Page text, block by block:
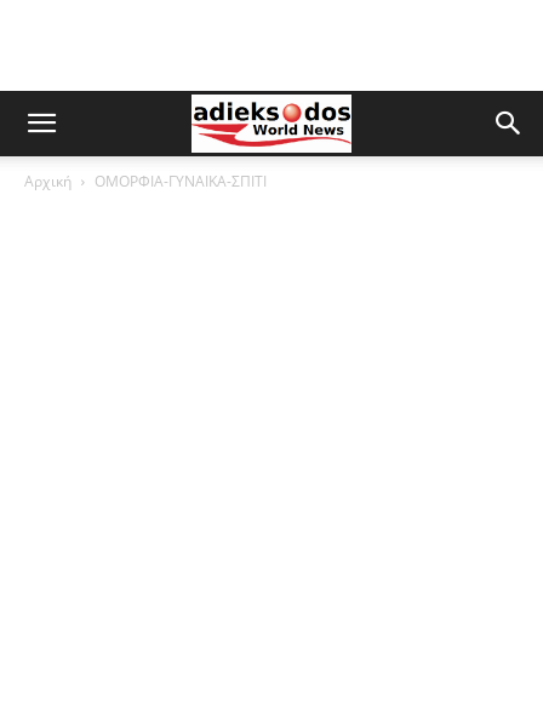
Αρχική ΟΜΟΡΦΙΑ-ΓΥΝΑΙΚΑ-ΣΠΙΤΙ